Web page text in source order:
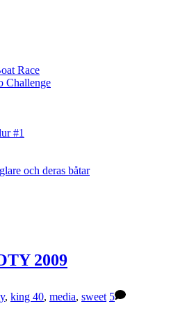
Race
Challenge
#1
och deras båtar
2009
, king 40, media, sweet 5